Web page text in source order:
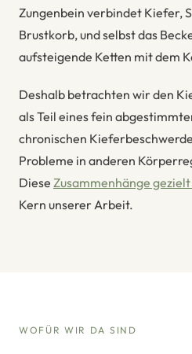
Zungenbein verbindet Kiefer,
Brustkorb, und selbst das
aufsteigende Ketten mit dem
Deshalb betrachten wir den
als Teil eines fein
chronischen
Probleme in anderen
Diese Zusammenhänge
Kern unserer Arbeit.
WOFÜR WIR DA SIND